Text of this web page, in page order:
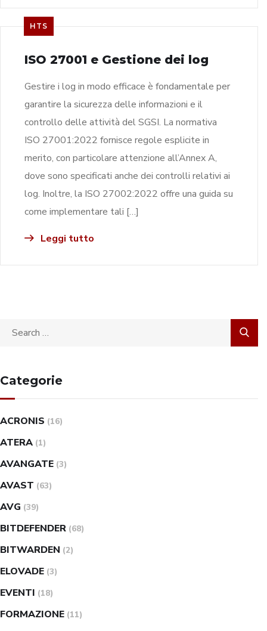
HTS
ISO 27001 e Gestione dei log
Gestire i log in modo efficace è fondamentale per
garantire la sicurezza delle informazioni e il
controllo delle attività del SGSI. La normativa
ISO 27001:2022 fornisce regole esplicite in
merito, con particolare attenzione all’Annex A,
dove sono specificati anche dei controlli relativi ai
log. Inoltre, la ISO 27002:2022 offre una guida su
come implementare tali […]
Leggi tutto
Categorie
ACRONIS (16)
ATERA (1)
AVANGATE (3)
AVAST (63)
AVG (39)
BITDEFENDER (68)
BITWARDEN (2)
ELOVADE (3)
EVENTI (18)
FORMAZIONE (11)